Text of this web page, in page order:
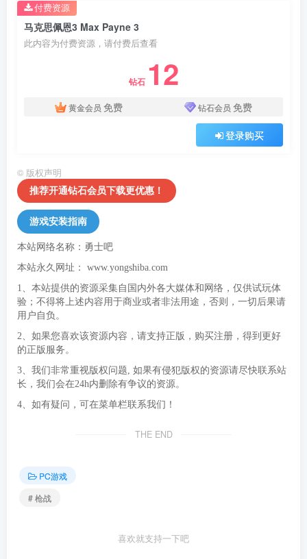
马克思佩恩3 Max Payne 3
此内容为付费资源，请付费后查看
钻石 12
黄金会员 免费 钻石会员 免费
登录购买
付费资源
© 版权声明
推荐开通钻石会员下载更优惠！
游戏安装指南
本站网络名称：勇士吧
本站永久网址： www.yongshiba.com
1、本站提供的资源采集自国内外各大媒体和网络，仅供试玩体
验；不得将上述内容用于商业或者非法用途，否则，一切后果请
用户自负。
2、如果您喜欢该资源内容，请支持正版，购买注册，得到更好
的正版服务。
3、我们非常重视版权问题, 如果有侵犯版权的资源请尽快联系站
长，我们会在24h内删除有争议的资源。
4、如有疑问，可在菜单栏联系我们！
THE END
PC游戏
# 枪战
喜欢就支持一下吧